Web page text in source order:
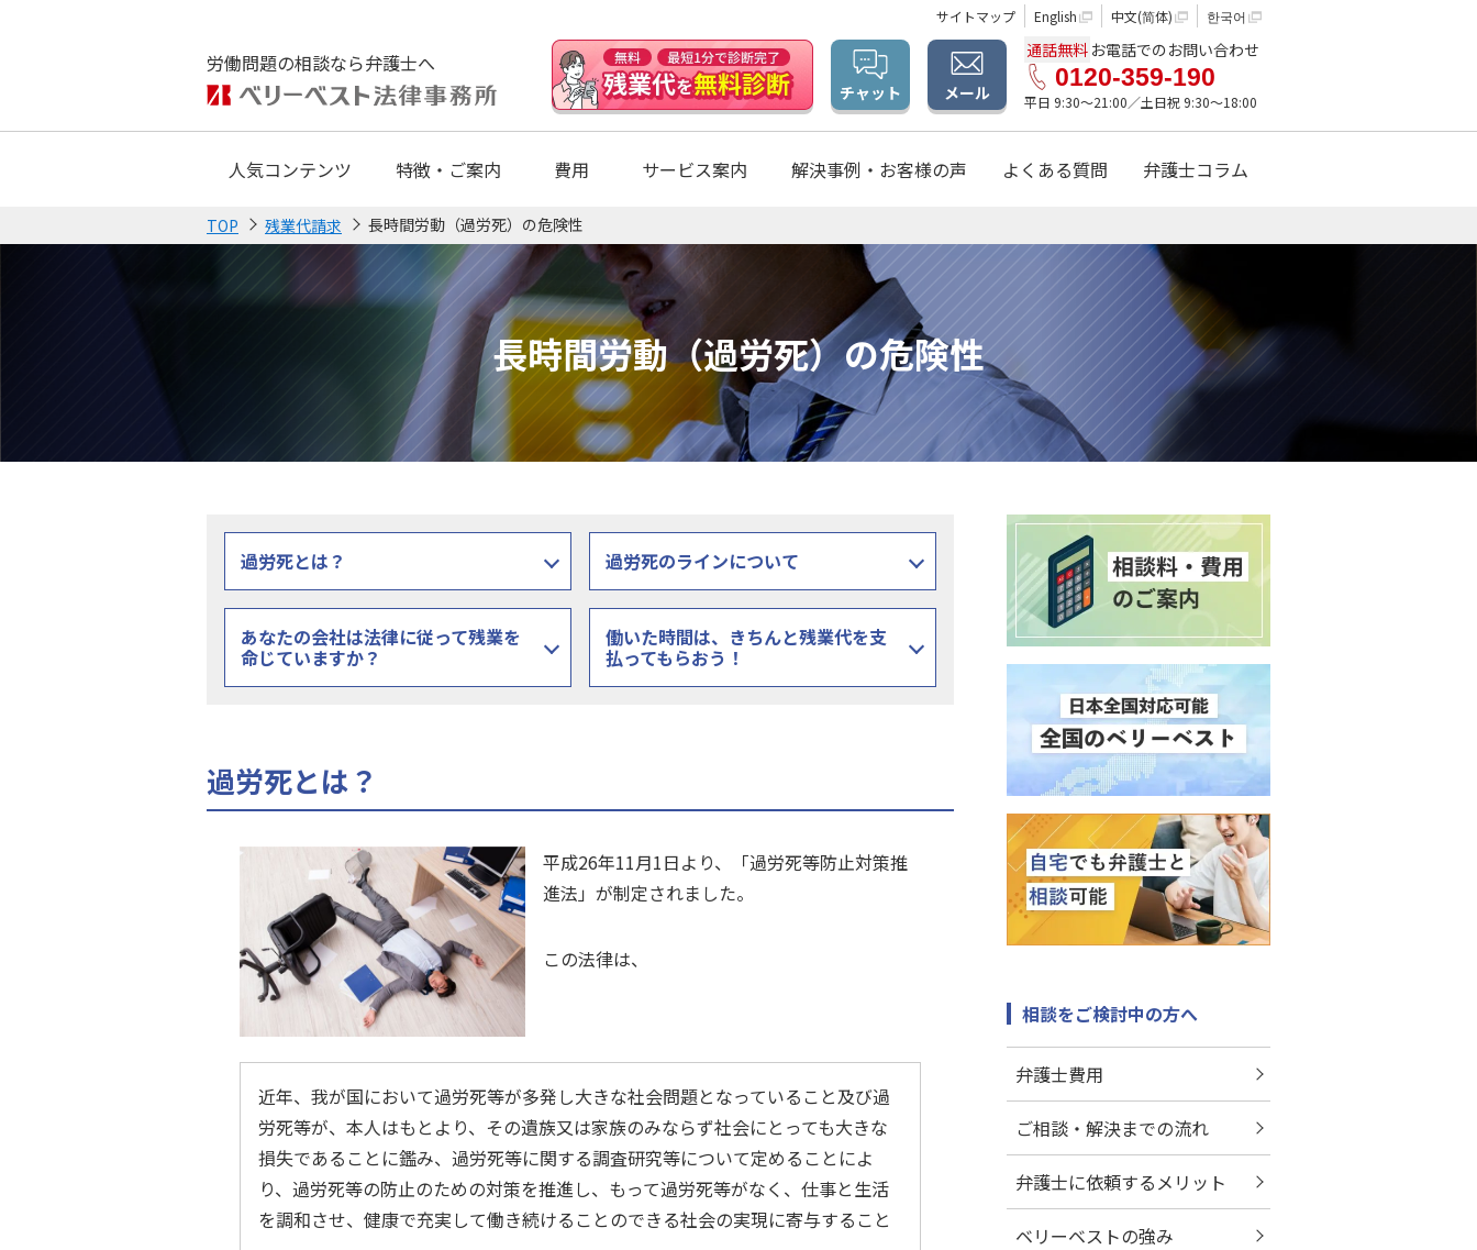
サイトマップ English 中文(简体) 한국어
労働問題の相談なら弁護士へ
チャット メール
通話無料 お電話でのお問い合わせ
0120-359-190
平日 9:30〜21:00／土日祝 9:30〜18:00
人気コンテンツ 特徴・ご案内 費用 サービス案内 解決事例・お客様の声 よくある質問 弁護士コラム
TOP 残業代請求 長時間労動（過労死）の危険性
長時間労動（過労死）の危険性
過労死とは？ 過労死のラインについて
あなたの会社は法律に従って残業を
命じていますか？
働いた時間は、きちんと残業代を支
払ってもらおう！
過労死とは？
平成26年11月1日より、「過労死等防止対策推
進法」が制定されました。
この法律は、
近年、我が国において過労死等が多発し大きな社会問題となっていること及び過
労死等が、本人はもとより、その遺族又は家族のみならず社会にとっても大きな
損失であることに鑑み、過労死等に関する調査研究等について定めることによ
り、過労死等の防止のための対策を推進し、もって過労死等がなく、仕事と生活
を調和させ、健康で充実して働き続けることのできる社会の実現に寄与すること
相談をご検討中の方へ
弁護士費用
ご相談・解決までの流れ
弁護士に依頼するメリット
ベリーベストの強み